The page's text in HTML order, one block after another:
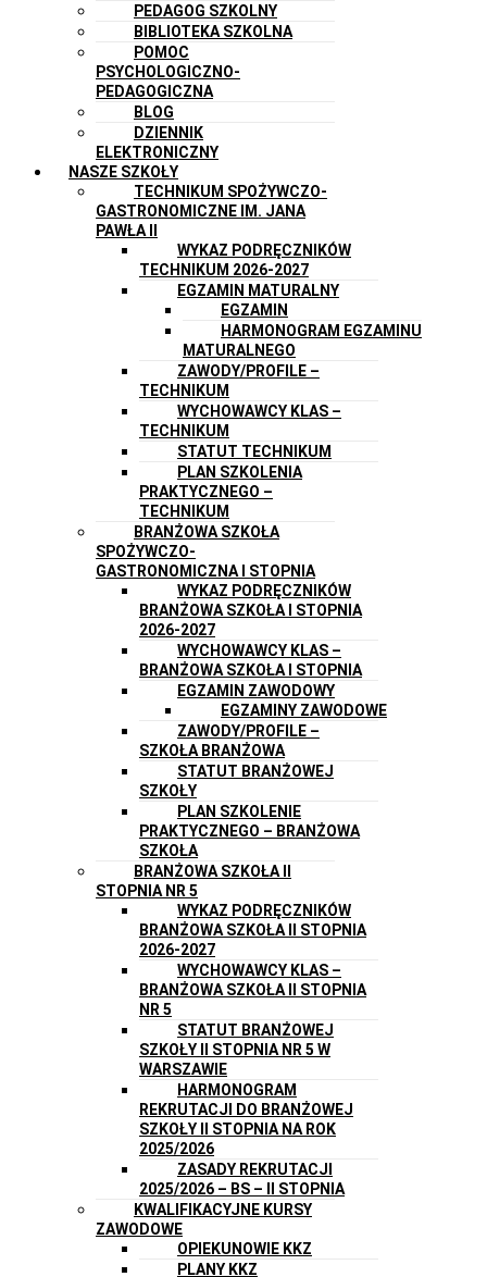
PEDAGOG SZKOLNY
BIBLIOTEKA SZKOLNA
POMOC
PSYCHOLOGICZNO-
PEDAGOGICZNA
BLOG
DZIENNIK
ELEKTRONICZNY
NASZE SZKOŁY
TECHNIKUM SPOŻYWCZO-
GASTRONOMICZNE IM. JANA
PAWŁA II
WYKAZ PODRĘCZNIKÓW
TECHNIKUM 2026-2027
EGZAMIN MATURALNY
EGZAMIN
HARMONOGRAM EGZAMINU
MATURALNEGO
ZAWODY/PROFILE –
TECHNIKUM
WYCHOWAWCY KLAS –
TECHNIKUM
STATUT TECHNIKUM
PLAN SZKOLENIA
PRAKTYCZNEGO –
TECHNIKUM
BRANŻOWA SZKOŁA
SPOŻYWCZO-
GASTRONOMICZNA I STOPNIA
WYKAZ PODRĘCZNIKÓW
BRANŻOWA SZKOŁA I STOPNIA
2026-2027
WYCHOWAWCY KLAS –
BRANŻOWA SZKOŁA I STOPNIA
EGZAMIN ZAWODOWY
EGZAMINY ZAWODOWE
ZAWODY/PROFILE –
SZKOŁA BRANŻOWA
STATUT BRANŻOWEJ
SZKOŁY
PLAN SZKOLENIE
PRAKTYCZNEGO – BRANŻOWA
SZKOŁA
BRANŻOWA SZKOŁA II
STOPNIA NR 5
WYKAZ PODRĘCZNIKÓW
BRANŻOWA SZKOŁA II STOPNIA
2026-2027
WYCHOWAWCY KLAS –
BRANŻOWA SZKOŁA II STOPNIA
NR 5
STATUT BRANŻOWEJ
SZKOŁY II STOPNIA NR 5 W
WARSZAWIE
HARMONOGRAM
REKRUTACJI DO BRANŻOWEJ
SZKOŁY II STOPNIA NA ROK
2025/2026
ZASADY REKRUTACJI
2025/2026 – BS – II STOPNIA
KWALIFIKACYJNE KURSY
ZAWODOWE
OPIEKUNOWIE KKZ
PLANY KKZ